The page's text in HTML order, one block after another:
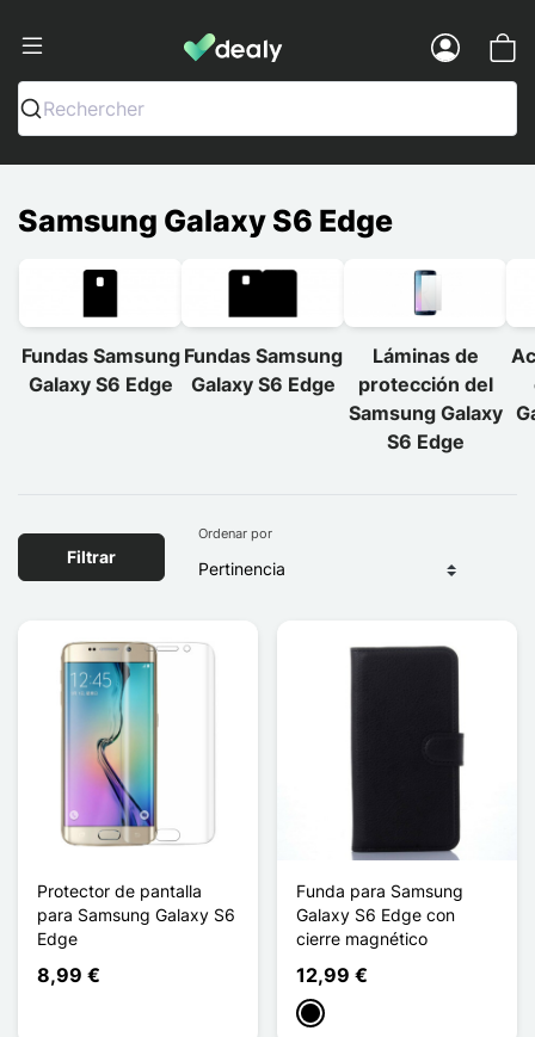
Dealy - Fundas y accesorios para
Rechercher
Samsung Galaxy S6 Edge
Fundas Samsung
Galaxy S6 Edge
Fundas Samsung
Galaxy S6 Edge
Láminas de
protección del
Samsung Galaxy
S6 Edge
Filtrar
Ordenar por
Protector de pantalla
para Samsung Galaxy S6
Edge
8,99 €
Funda para Samsung
Galaxy S6 Edge con
cierre magnético
12,99 €
Negro